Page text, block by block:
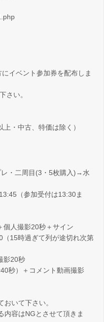
イベント参加券を配布しま
さい。
・中古、特価は除く）
・二周目(3・5枚購入)→水
（参加受付は13:30ま
人撮影20秒＋サイン
（15時過ぎて列が途切れ次第
影20秒
秒）＋コメント動画撮影
いて下さい。
容はNGとさせて頂きま